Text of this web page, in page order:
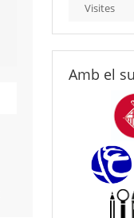
Visites
Amb el